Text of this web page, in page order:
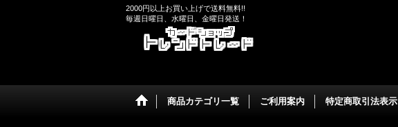
2000円以上お買い上げで送料無料!!
毎週日曜日、水曜日、金曜日発送！
商品カテゴリ一覧 ご利用案内 特定商取引法表示